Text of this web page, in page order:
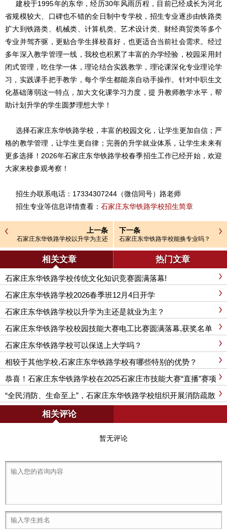
建校于1995年的东华，经历30年风雨历程，目前已经成长为河北
省规模较大、口碑也不错的全日制中专学校，招生专业逐步由铁路类
扩大到铁路类、机械类、计算机类、艺术设计类、财经商贸类等多个
专业并驾齐驱，更贴合学生择校喜好，也更适合当前社会需求。经过
多年深入教学管理一线，我校也积累了丰富的办学经验，校园采用封
闭式管理，吃住学一体，理论结合实践教学，理论课深化专业理论学
习，实践课手把手教学，每个学生都能亲自动手操作。针对中职生文
化基础薄弱这一特点，加大文化课学习力度，提 升教师教学水平，帮
助计划升学的学生圆梦理想大学！
选择石家庄东华铁路学校，丰富的校园文化，让学生更加自信；严
格的教学管理，让学生更自律；完善的升学就业体系，让学生未来有
更多选择！2026年石家庄东华铁路学校春季招生工作已经开始，欢迎
大家来校参观考察！
招生办联系电话：17334307244（微信同号）路老师
招生专业等信息详情查看： 石家庄东华铁路学校招生简章
上一条
石家庄东华铁路学校以升学为主还
是就业为主？
下一条
石家庄东华铁路学校能换专业吗？
相关文章 热门文章
石家庄东华铁路学校传统文化知识竞赛圆满落幕!
石家庄东华铁路学校2026春季班12月4日开学
石家庄东华铁路学校以升学为主还是就业为主？
石家庄东华铁路学校校园技能大赛电工比赛圆满落幕,获奖名单
公布!
石家庄东华铁路学校可以保送上大学吗？
相较于其他学校,石家庄东华铁路学校有哪些特别的优势？
恭喜！石家庄东华铁路学校在2025石家庄市技能大赛“直播”赛项
斩获团体二、三等奖！
“全民消防、生命至上”，石家庄东华铁路学校组织开展消防疏散
应急演练
相关评论
暂无评论